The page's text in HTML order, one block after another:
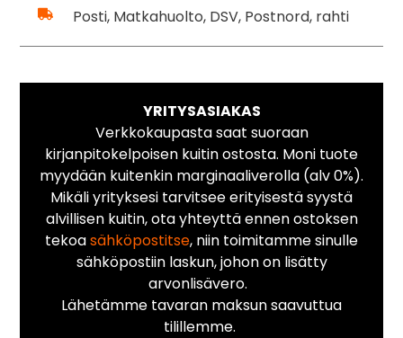
Posti, Matkahuolto, DSV, Postnord, rahti
YRITYSASIAKAS
Verkkokaupasta saat suoraan
kirjanpitokelpoisen kuitin ostosta. Moni tuote
myydään kuitenkin marginaaliverolla (alv 0%).
Mikäli yrityksesi tarvitsee erityisestä syystä
alvillisen kuitin, ota yhteyttä ennen ostoksen
tekoasähköpostitse, niin toimitamme sinulle
sähköpostiin laskun, johon on lisätty
arvonlisävero.
Lähetämme tavaran maksun saavuttua
tilillemme.